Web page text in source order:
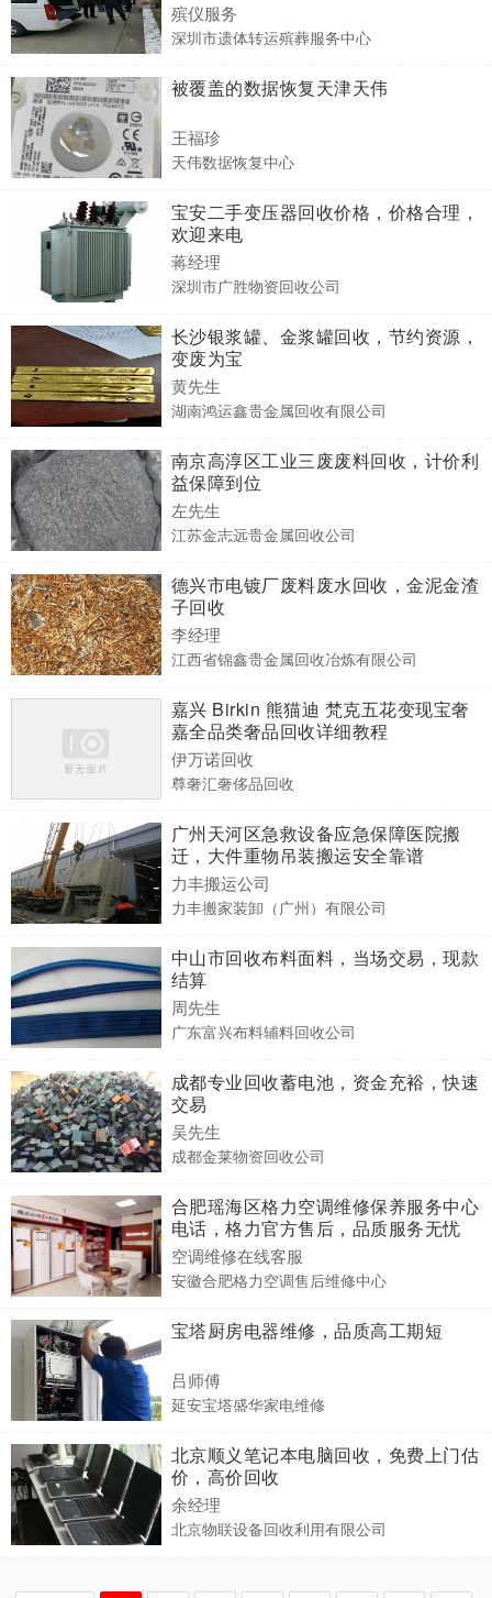
殡仪服务
深圳市遗体转运殡葬服务中心
被覆盖的数据恢复天津天伟
王福珍
天伟数据恢复中心
宝安二手变压器回收价格，价格合理，
欢迎来电
蒋经理
深圳市广胜物资回收公司
长沙银浆罐、金浆罐回收，节约资源，
变废为宝
黄先生
湖南鸿运鑫贵金属回收有限公司
南京高淳区工业三废废料回收，计价利
益保障到位
左先生
江苏金志远贵金属回收公司
德兴市电镀厂废料废水回收，金泥金渣
子回收
李经理
江西省锦鑫贵金属回收冶炼有限公司
嘉兴 Birkin 熊猫迪 梵克五花变现宝奢
嘉全品类奢品回收详细教程
伊万诺回收
尊奢汇奢侈品回收
广州天河区急救设备应急保障医院搬
迁，大件重物吊装搬运安全靠谱
力丰搬运公司
力丰搬家装卸（广州）有限公司
中山市回收布料面料，当场交易，现款
结算
周先生
广东富兴布料辅料回收公司
成都专业回收蓄电池，资金充裕，快速
交易
吴先生
成都金莱物资回收公司
合肥瑶海区格力空调维修保养服务中心
电话，格力官方售后，品质服务无忧
空调维修在线客服
安徽合肥格力空调售后维修中心
宝塔厨房电器维修，品质高工期短
吕师傅
延安宝塔盛华家电维修
北京顺义笔记本电脑回收，免费上门估
价，高价回收
余经理
北京物联设备回收利用有限公司